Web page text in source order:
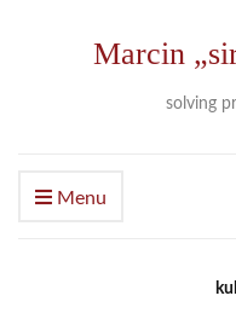
Marcin
solving
Menu